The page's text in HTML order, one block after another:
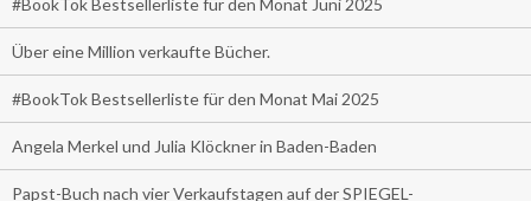
Über eine Million verkaufte Bücher.
#BookTok Bestsellerliste für den Monat Mai 2025
Angela Merkel und Julia Klöckner in Baden-Baden
Papst-Buch nach vier Verkaufstagen auf der SPIEGEL-